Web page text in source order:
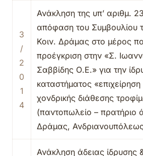
3
/
2
0
1
4
Ανάκληση της υπ’ αριθμ.
απόφαση του Συμβουλίου
Κοιν. Δράμας στο μέρος
προέγκριση στην «Σ.
Σαββίδης Ο.Ε.» για την
καταστήματος «επιχείρηση
χονδρικής διάθεσης
(παντοπωλείο – πρατήριο
Δράμας,
Ανάκληση άδειας ίδρυσης